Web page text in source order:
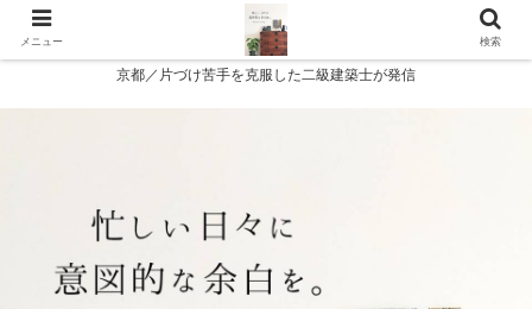
京都／片づけ苦手を克服した二級建築士が発信
メニュー 検索